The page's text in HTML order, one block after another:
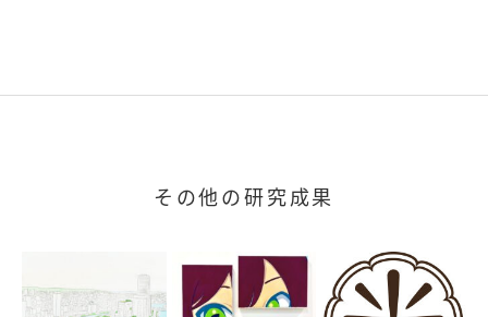
その他の研究成果